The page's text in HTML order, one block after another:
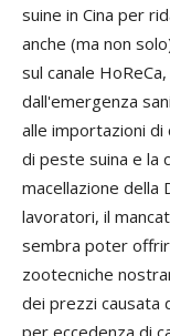
suine in Cina per
anche (ma non
sul canale
dall'emergenza
alle importazioni di
di peste suina e la
macellazione della
lavoratori, il
sembra poter
zootecniche
dei prezzi causata